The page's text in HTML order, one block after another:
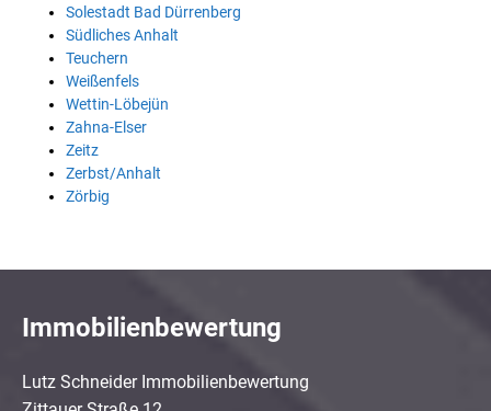
Solestadt Bad Dürrenberg
Südliches Anhalt
Teuchern
Weißenfels
Wettin-Löbejün
Zahna-Elser
Zeitz
Zerbst/Anhalt
Zörbig
Immobilienbewertung
Lutz Schneider Immobilienbewertung